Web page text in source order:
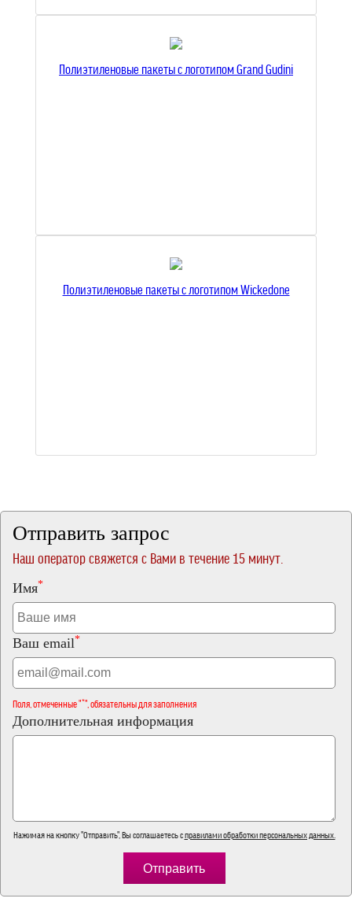
Полиэтиленовые пакеты с логотипом Grand Gudini
Полиэтиленовые пакеты с логотипом Wickedone
Отправить запрос
Наш оператор свяжется с Вами в течение 15 минут.
Имя*
Ваш email*
Поля, отмеченные "*", обязательны для заполнения
Дополнительная информация
Нажимая на кнопку "Отправить", Вы соглашаетесь справилами обработки персональных данных.